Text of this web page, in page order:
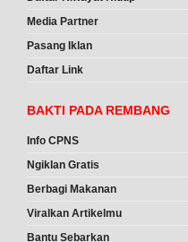
Media Partner
Pasang Iklan
Daftar Link
BAKTI PADA REMBANG
Info CPNS
Ngiklan Gratis
Berbagi Makanan
Viralkan Artikelmu
Bantu Sebarkan